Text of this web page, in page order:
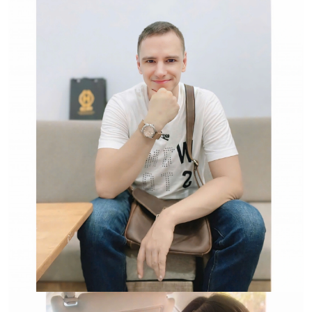
Hwatch Chuyên Nhập khẩu Và Phân Phối Các Loại
Đồng Hồ Chính Hãng